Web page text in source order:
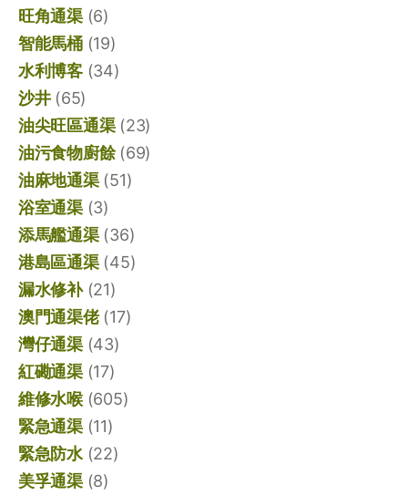
旺角通渠(6)
智能馬桶(19)
水利博客(34)
沙井(65)
油尖旺區通渠(23)
油污食物廚餘(69)
油麻地通渠(51)
浴室通渠(3)
添馬艦通渠(36)
港島區通渠(45)
漏水修补(21)
澳門通渠佬(17)
灣仔通渠(43)
紅磡通渠(17)
維修水喉(605)
緊急通渠(11)
緊急防水(22)
美孚通渠(8)